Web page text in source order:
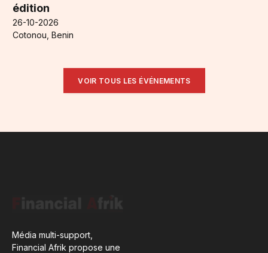
édition
26-10-2026
Cotonou, Benin
VOIR TOUS LES ÉVÉNEMENTS
Média multi-support,
Financial Afrik propose une